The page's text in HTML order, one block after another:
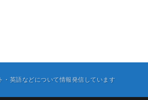
・英語などについて情報発信しています